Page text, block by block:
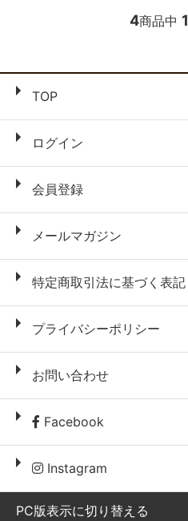
4商品中 1
TOP
ログイン
会員登録
メールマガジン
特定商取引法に基づく表記
プライバシーポリシー
お問い合わせ
Facebook
Instagram
PC版表示に切り替える